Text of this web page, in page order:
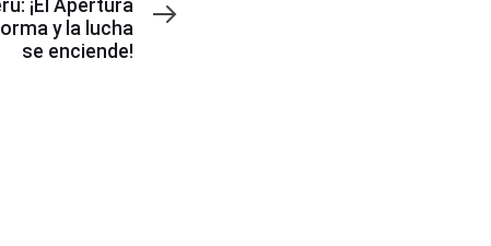
¡El Apertura
y la lucha
se enciende!